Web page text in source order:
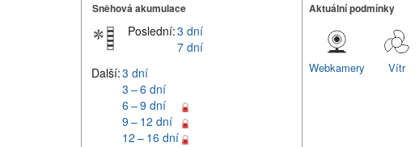
Sněhová akumulace
Poslední:3 dní
7 dní
Další:3 dní
3 – 6 dní
6 – 9 dní
9 – 12 dní
12 – 16 dní
Aktuální podmínky
Vítr
Webkamery